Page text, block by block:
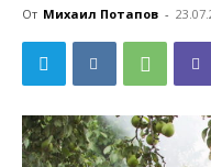
От Михаил Потапов -